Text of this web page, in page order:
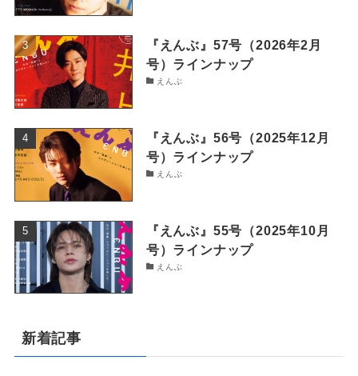
『えんぶ』57号（2026年2月
号）ラインナップ
えんぶ
『えんぶ』56号（2025年12月
号）ラインナップ
えんぶ
『えんぶ』55号（2025年10月
号）ラインナップ
えんぶ
新着記事